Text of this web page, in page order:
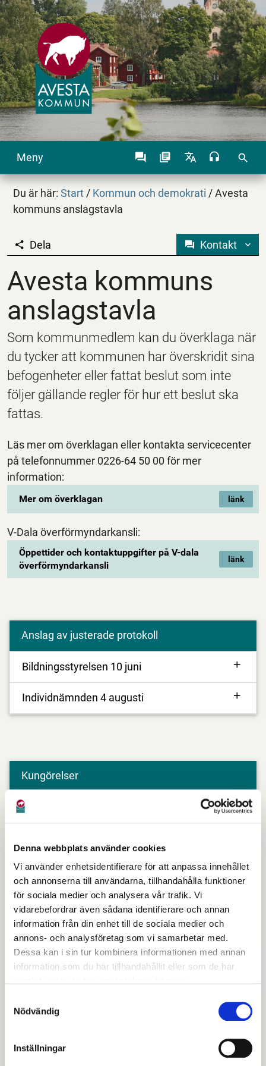
Denna webbplats använder cookies
Vi använder enhetsidentifierare för att anpassa innehållet
och annonserna till användarna, tillhandahålla funktioner
för sociala medier och analysera vår trafik. Vi
vidarebefordrar även sådana identifierare och annan
information från din enhet till de sociala medier och
annons- och analysföretag som vi samarbetar med.
Dessa kan i sin tur kombinera informationen med annan
information som du har tillhandahållit eller som de har
Nödvändig
Inställningar
Meny search
Du är här:Start / Kommun och demokrati /Avesta
kommuns anslagstavla
Avesta kommuns
Dela Kontakt
Avesta kommuns
anslagstavla
Som kommunmedlem kan du överklaga när
du tycker att kommunen har överskridit sina
befogenheter eller fattat beslut som inte
följer gällande regler för hur ett beslut ska
fattas.
Läs mer om överklagan eller kontakta servicecenter
på telefonnummer 0226-64 50 00 för mer
information:
Mer om överklagan
V-Dala överförmyndarkansli:
Öppettider och kontaktuppgifter på V-dala
överförmyndarkansli
Anslag av justerade protokoll
Bildningsstyrelsen 10 juni
Individnämnden 4 augusti
Kungörelser
Upphävande av eldningsförbud i Avesta
av lokala ordningsföreskrifter i Avesta
kommun
Inbjudan till samråd- avfallsföreskrifterna
Kungörelser Västmanland - Dalarna miljö- och